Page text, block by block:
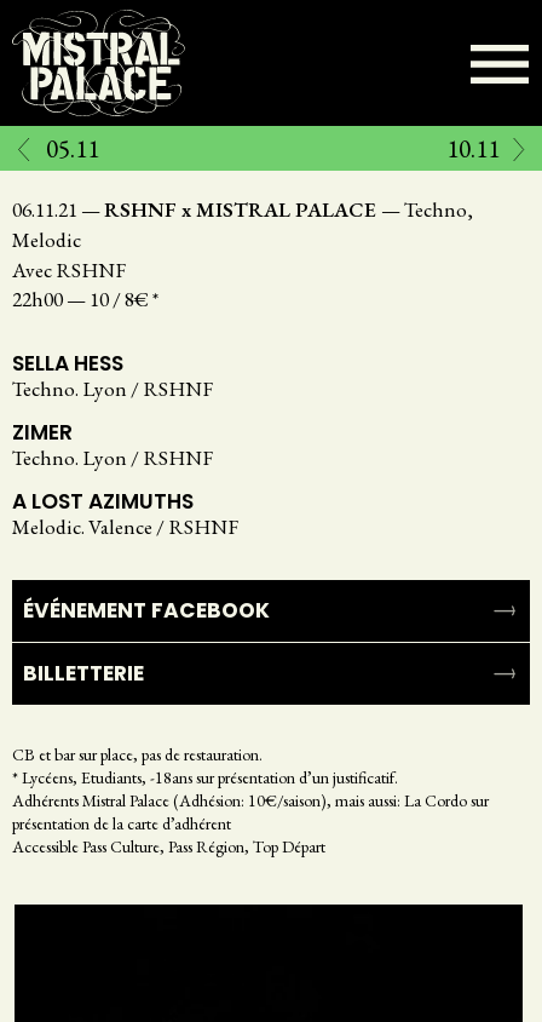
Aller
au
contenu
principal
05.11 10.11
06.11.21 —RSHNF x MISTRAL PALACE —Techno,
Melodic
Avec RSHNF
22h00—10 / 8€ *
SELLA HESS
Techno. Lyon / RSHNF
ZIMER
Techno. Lyon / RSHNF
A LOST AZIMUTHS
Melodic. Valence / RSHNF
ÉVÉNEMENT FACEBOOK
BILLETTERIE
CB et bar sur place, pas de restauration.
* Lycéens, Etudiants, -18ans sur présentation d’un justificatif.
Adhérents Mistral Palace (Adhésion: 10€/saison), mais aussi: La Cordo sur
présentation de la carte d’adhérent
Accessible Pass Culture, Pass Région, Top Départ